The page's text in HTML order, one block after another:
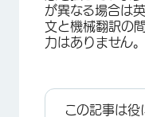
が異なる場合は
文と機械翻訳の
力はありません。
この記事は役